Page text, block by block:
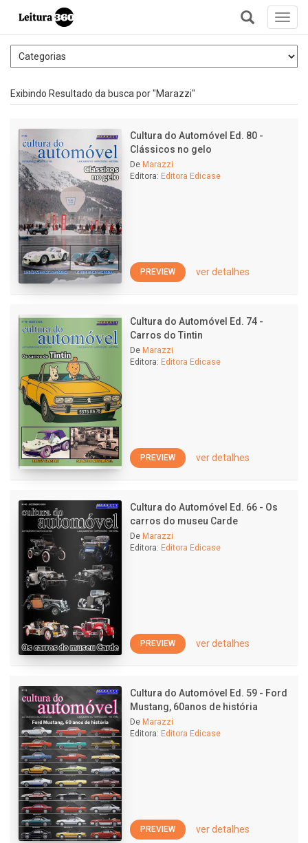
+
Exibindo Resultado da busca por "Marazzi"
Cultura do Automóvel Ed. 80 -
Clássicos no gelo
De Marazzi
Editora: Editora Edicase
PREVIEW ver detalhes
Cultura do Automóvel Ed. 74 -
Carros do Tintin
De Marazzi
Editora: Editora Edicase
PREVIEW ver detalhes
Cultura do Automóvel Ed. 66 - Os
carros do museu Carde
De Marazzi
Editora: Editora Edicase
PREVIEW ver detalhes
Cultura do Automóvel Ed. 59 - Ford
Mustang, 60anos de história
De Marazzi
Editora: Editora Edicase
PREVIEW ver detalhes